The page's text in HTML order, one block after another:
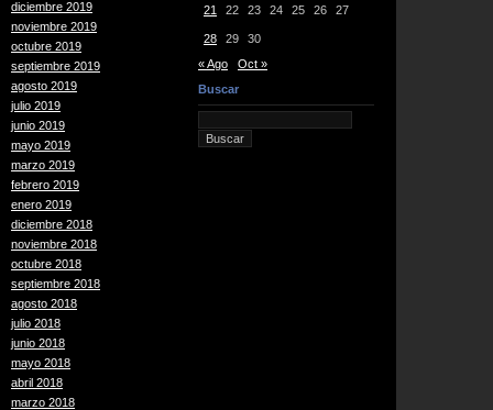
diciembre 2019
noviembre 2019
octubre 2019
septiembre 2019
agosto 2019
julio 2019
junio 2019
mayo 2019
marzo 2019
febrero 2019
enero 2019
diciembre 2018
noviembre 2018
octubre 2018
septiembre 2018
agosto 2018
julio 2018
junio 2018
mayo 2018
abril 2018
marzo 2018
21 22 23 24 25 26 27
28 29
30
« Ago
Oct »
Buscar